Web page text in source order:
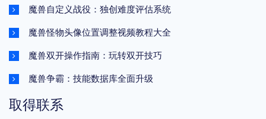
魔兽自定义战役：独创难度评估系统
魔兽怪物头像位置调整视频教程大全
魔兽双开操作指南：玩转双开技巧
魔兽争霸：技能数据库全面升级
取得联系